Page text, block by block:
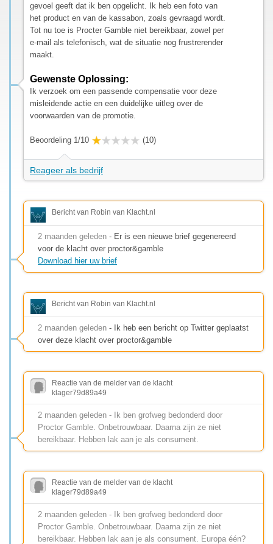
gevoel geeft dat ik ben opgelicht. Ik heb een foto van
het product en van de kassabon, zoals gevraagd wordt.
Tot nu toe is Procter Gamble niet bereikbaar, zowel per
e-mail als telefonisch, wat de situatie nog frustrerender
maakt.
Gewenste Oplossing:
Ik verzoek om een passende compensatie voor deze
misleidende actie en een duidelijke uitleg over de
voorwaarden van de promotie.
Beoordeling 1/10 (10)
Reageer als bedrijf
Bericht van Robin van Klacht.nl
2 maanden geleden - Er is een nieuwe brief gegenereerd
voor de klacht over proctor&gamble
Download hier uw brief
Bericht van Robin van Klacht.nl
2 maanden geleden - Ik heb een bericht op Twitter geplaatst
over deze klacht over proctor&gamble
Reactie van de melder van de klacht
klager79d89a49
2 maanden geleden - Ik ben grofweg bedonderd door
Proctor Gamble. Onbetrouwbaar. Daarna zijn ze niet
bereikbaar. Hebben lak aan je als consument.
Reactie van de melder van de klacht
klager79d89a49
2 maanden geleden - Ik ben grofweg bedonderd door
Proctor Gamble. Onbetrouwbaar. Daarna zijn ze niet
bereikbaar. Hebben lak aan je als consument. Europa één?